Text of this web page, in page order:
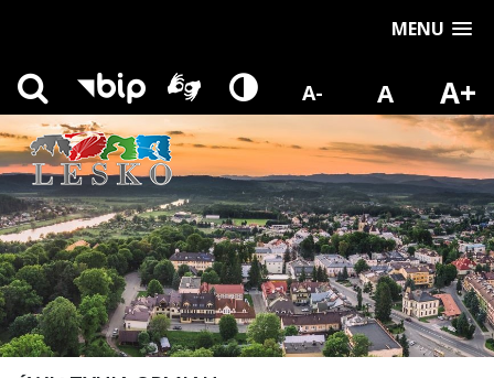
MENU
A- A A+